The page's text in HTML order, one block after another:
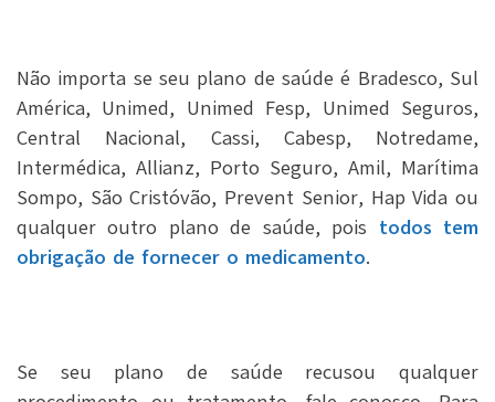
Não importa se seu plano de saúde é Bradesco, Sul
América, Unimed, Unimed Fesp, Unimed Seguros,
Central Nacional, Cassi, Cabesp, Notredame,
Intermédica, Allianz, Porto Seguro, Amil, Marítima
Sompo, São Cristóvão, Prevent Senior, Hap Vida ou
qualquer outro plano de saúde, pois todos tem
obrigação de fornecer o medicamento.
Se seu plano de saúde recusou qualquer